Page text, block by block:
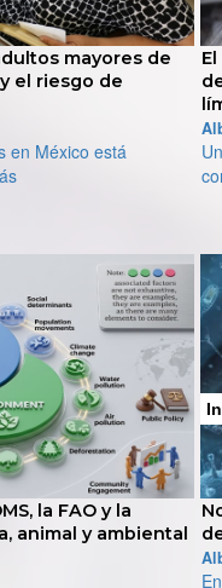
polémica con
contenidos sobre
en redes
10 2026
social se ha
leer más
la FAO y la
animal y ambiental